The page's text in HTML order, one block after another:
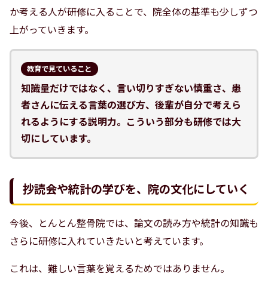
か考える人が研修に入ることで、院全体の基準も少しずつ
上がっていきます。
教育で見ていること
知識量だけではなく、言い切りすぎない慎重さ、患
者さんに伝える言葉の選び方、後輩が自分で考えら
れるようにする説明力。こういう部分も研修では大
切にしています。
抄読会や統計の学びを、院の文化にしていく
今後、とんとん整骨院では、論文の読み方や統計の知識も
さらに研修に入れていきたいと考えています。
これは、難しい言葉を覚えるためではありません。